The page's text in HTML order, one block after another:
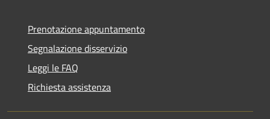
Prenotazione appuntamento
Segnalazione disservizio
Leggi le FAQ
Richiesta assistenza